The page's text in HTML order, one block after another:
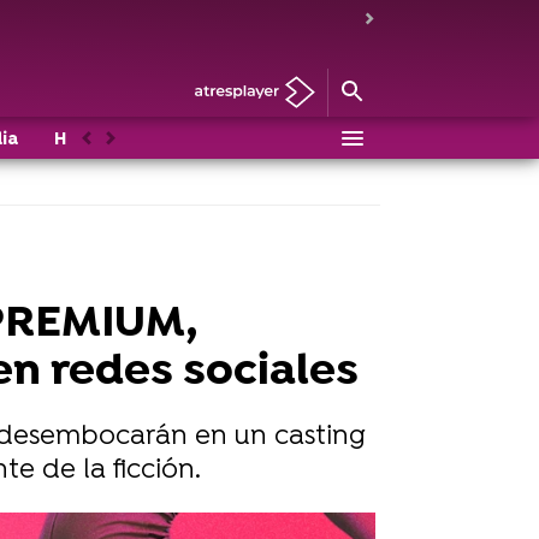
Historias de UPA Next Mahou
AnteriorSiguiente
redes sociales
en un casting
de la ficción.